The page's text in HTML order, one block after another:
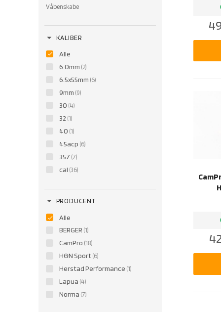
Våbenskabe
arrow_drop_down KALIBER
Alle
6.0mm (2)
6.5x55mm (6)
9mm (9)
30 (4)
32 (1)
40 (1)
45acp (6)
357 (7)
cal (36)
arrow_drop_down PRODUCENT
Alle
BERGER (1)
CamPro (18)
H&N Sport (6)
Herstad Performance (1)
Lapua (4)
Norma (7)